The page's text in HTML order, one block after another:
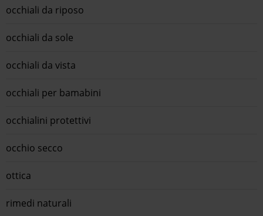
occhiali da riposo
occhiali da sole
occhiali da vista
occhiali per bamabini
occhialini protettivi
occhio secco
ottica
rimedi naturali